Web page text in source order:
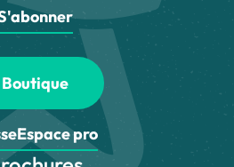
Boutique
Espace pro